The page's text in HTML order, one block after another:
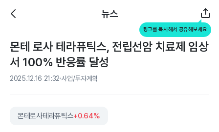
뉴스
링크를 복사해서 공유해보세요
몬테 로사 테라퓨틱스, 전립선암 치료제 임상
서 100% 반응률 달성
2025.12.16 21:32 사업/투자계획
몬테로사테라퓨틱스+0.64%